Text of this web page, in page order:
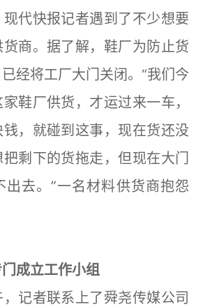
快报记者遇到了不少想要
商。据了解，鞋厂为防止货
经将工厂大门关闭。“我们今
鞋厂供货，才运过来一车，
，就碰到这事，现在货还没
剩下的货拖走，但现在大门
出去。”一名材料供货商抱怨
成立工作小组
者联系上了舜尧传媒公司